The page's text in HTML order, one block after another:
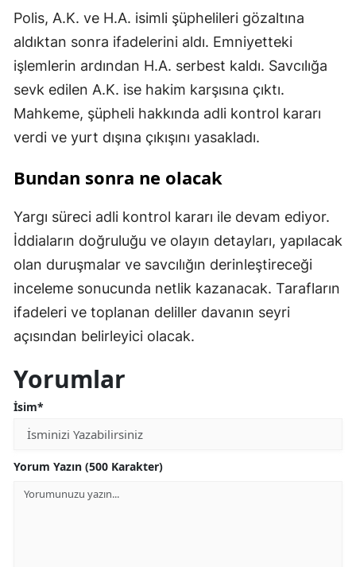
Polis, A.K. ve H.A. isimli şüphelileri gözaltına
aldıktan sonra ifadelerini aldı. Emniyetteki
işlemlerin ardından H.A. serbest kaldı. Savcılığa
sevk edilen A.K. ise hakim karşısına çıktı.
Mahkeme, şüpheli hakkında adli kontrol kararı
verdi ve yurt dışına çıkışını yasakladı.
Bundan sonra ne olacak
Yargı süreci adli kontrol kararı ile devam ediyor.
İddiaların doğruluğu ve olayın detayları, yapılacak
olan duruşmalar ve savcılığın derinleştireceği
inceleme sonucunda netlik kazanacak. Tarafların
ifadeleri ve toplanan deliller davanın seyri
açısından belirleyici olacak.
Yorumlar
İsim*
Yorum Yazın (500 Karakter)